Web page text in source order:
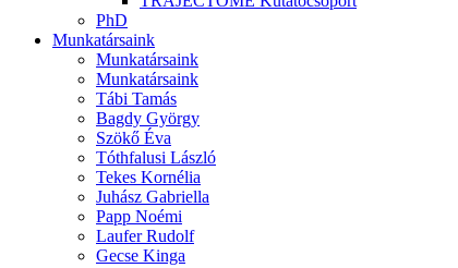
PhD
Munkatársaink
Munkatársaink
Munkatársaink
Tábi Tamás
Bagdy György
Szökő Éva
Tóthfalusi László
Tekes Kornélia
Juhász Gabriella
Papp Noémi
Laufer Rudolf
Gecse Kinga